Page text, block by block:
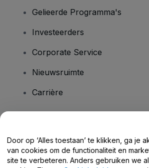
Gelieerde Programma's
Investeerders
Corporate Service
Nieuwsruimte
Carrière
Helpcentrum / Neem Contact
Door op ‘Alles toestaan’ te klikken, ga je
van cookies om de functionaliteit en
site te verbeteren. Anders gebruiken we